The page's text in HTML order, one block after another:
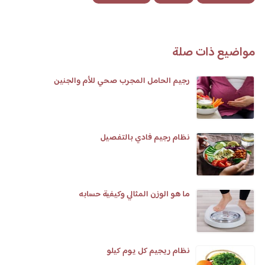
مواضيع ذات صلة
رجيم الحامل المجرب صحي للأم والجنين
نظام رجيم فادي بالتفصيل
ما هو الوزن المثالي وكيفية حسابه
نظام ريجيم كل يوم كيلو